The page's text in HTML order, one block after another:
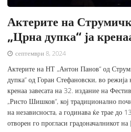
Актерите на
„Црна дупка“ ја
септември 8, 2024
Актерите на НТ „Антон Панов“ од
дупка“ од Горан Стефановски, во
кренаа завесата на 32. издание на
„Ристо Шишков“, кој традиционално
на независноста, а годинава ќе трае до
отворен го прогласи градоначалникот